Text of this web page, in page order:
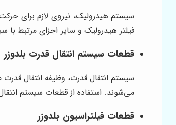
سیستم هیدرولیک، نیروی لازم برای
فیلتر هیدرولیک و سایر اجزای مرتبط
قطعات سیستم انتقال قدرت بلدوزر
سیستم انتقال قدرت، وظیفه انتقال
می‌شوند. استفاده از قطعات سیستم
قطعات فیلتراسیون بلدوزر